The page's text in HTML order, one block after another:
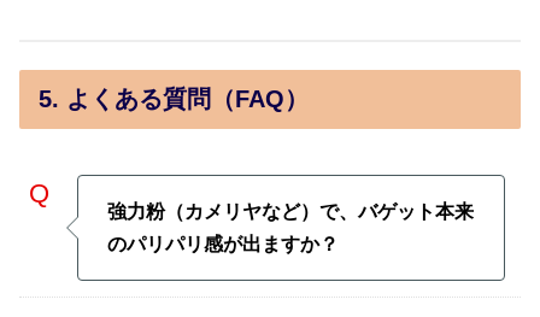
5. よくある質問（FAQ）
強力粉（カメリヤなど）で、バゲット本来
のパリパリ感が出ますか？